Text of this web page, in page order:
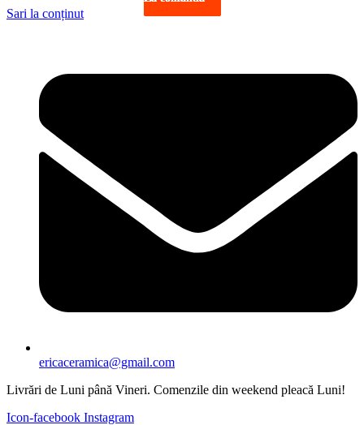
Sari la conținut
ericaceramica@gmail.com
Livrări de Luni până Vineri. Comenzile din weekend pleacă Luni!
Icon-facebook Instagram